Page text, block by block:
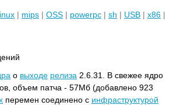
| mips | OSS | powerpc | sh | USB | x86 |
о выходе релиза 2.6.31. В свежее ядро
объем патча - 57Мб (добавлено 923
перемен соединено с инфраструктурой